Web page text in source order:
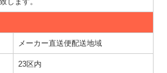
メーカー直送便配送地域
23区内